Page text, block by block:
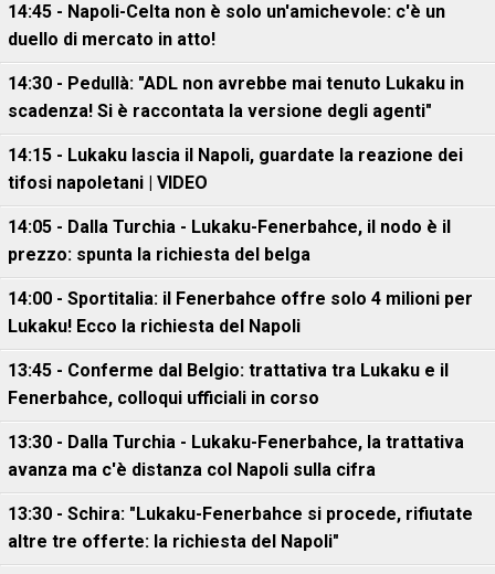
14:45 - Napoli-Celta non è solo un'amichevole: c'è un
duello di mercato in atto!
14:30 - Pedullà: "ADL non avrebbe mai tenuto Lukaku in
scadenza! Si è raccontata la versione degli agenti"
14:15 - Lukaku lascia il Napoli, guardate la reazione dei
tifosi napoletani | VIDEO
14:05 - Dalla Turchia - Lukaku-Fenerbahce, il nodo è il
prezzo: spunta la richiesta del belga
14:00 - Sportitalia: il Fenerbahce offre solo 4 milioni per
Lukaku! Ecco la richiesta del Napoli
13:45 - Conferme dal Belgio: trattativa tra Lukaku e il
Fenerbahce, colloqui ufficiali in corso
13:30 - Dalla Turchia - Lukaku-Fenerbahce, la trattativa
avanza ma c'è distanza col Napoli sulla cifra
13:30 - Schira: "Lukaku-Fenerbahce si procede, rifiutate
altre tre offerte: la richiesta del Napoli"